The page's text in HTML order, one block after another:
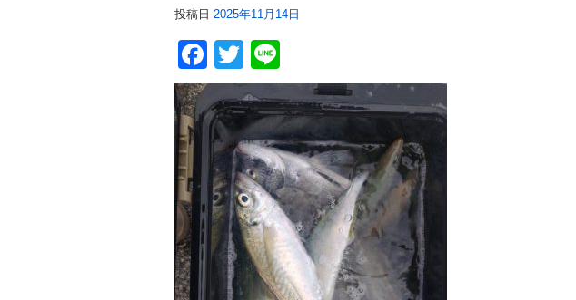
投稿日 2025年11月14日
Facebook
Twitter